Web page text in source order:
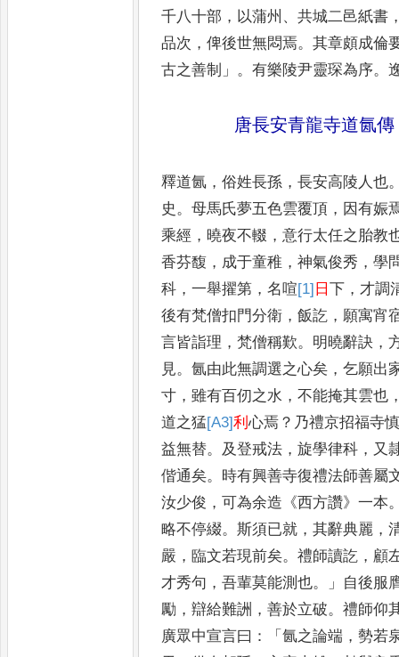
千八十部 ， 以蒲州 、共城二邑紙書
品次 ，俾後世無悶焉。其章頗成倫
古之善制 」。有樂陵尹靈琛為序。
唐長安青龍寺道氤傳
釋道氤 ，俗姓長孫 ，長安高陵人也
史 。母馬氏夢五色雲覆頂 ， 因有娠
乘經 ， 曉夜不輟 ，意行太任之胎教
香芬馥 ， 成于童稚 ，神氣俊秀 ，學
科 ，一舉擢第 ，名喧[1] 日下 ， 才調
後有梵僧扣門分衛 ，飯訖 ， 願寓宵
言皆詣理 ，梵僧稱歎。 明曉辭訣 ，
見。氤由此無調選之心矣 ，乞願出
寸 ，雖有百仞之水 ，不能掩其雲也
道之猛[A3]利心焉 ？ 乃禮京招福寺
益無替。 及登戒法 ，旋學律科 ， 又
偕通矣。 時有興善寺復禮法師善屬
汝少俊 ，可為余造 《西方讚》一本
略不停綴。斯須已就 ，其辭典麗 ，
嚴 ，臨文若現前矣。禮師讀訖 ， 顧
才秀句 ，吾輩莫能測也。」
自後服
勵 ，辯給難詶 ，善於立破。禮師仰
廣眾中宣言曰 ：「氤之論端 ，勢若